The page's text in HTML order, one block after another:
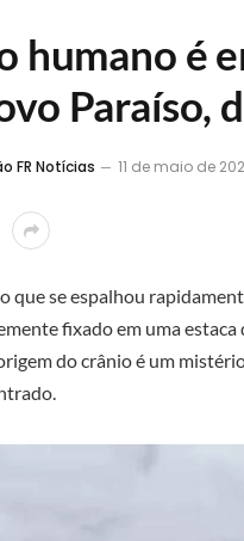
humano é
Paraíso,
FR Notícias 11 de maio de
que se espalhou
fixado em uma
do crânio é um